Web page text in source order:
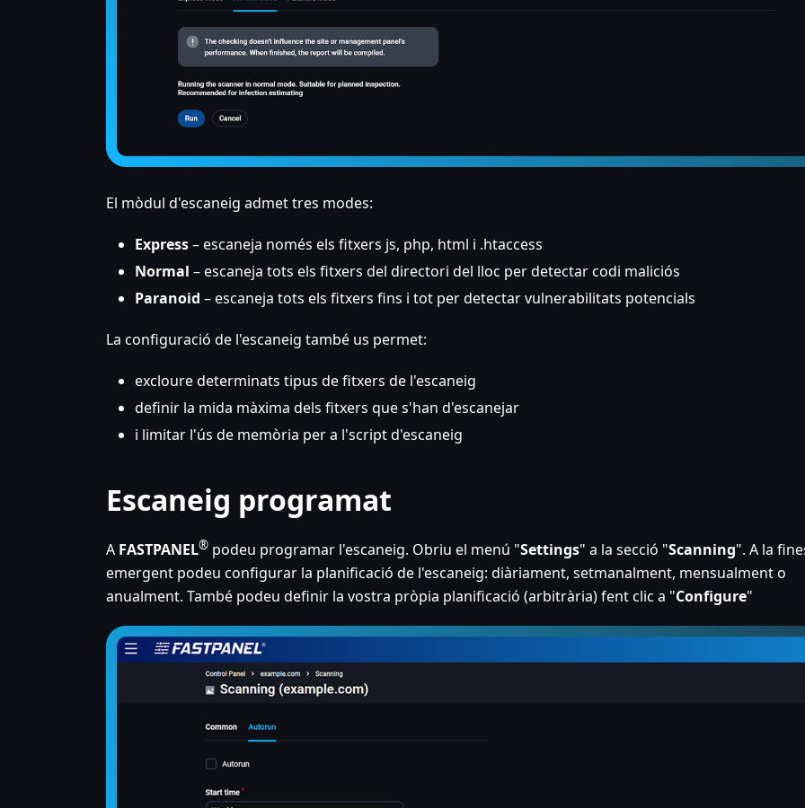
El mòdul d'escaneig admet tres modes:
Express– escaneja només els fitxers js, php, html i .htaccess
Normal – escaneja tots els fitxers del directori del lloc per detectar codi maliciós
Paranoid – escaneja tots els fitxers fins i tot per detectar vulnerabilitats potencials
La configuració de l'escaneig també us permet:
excloure determinats tipus de fitxers de l'escaneig
definir la mida màxima dels fitxers que s'han d'escanejar
i limitar l'ús de memòria per a l'script d'escaneig
Escaneig programat
A FASTPANEL® podeu programar l'escaneig. Obriu el menú "Settings" a la secció "Scanning". A la
emergent podeu configurar la planificació de l'escaneig: diàriament, setmanalment, mensualment o
anualment. També podeu definir la vostra pròpia planificació (arbitrària) fent clic a "Configure"